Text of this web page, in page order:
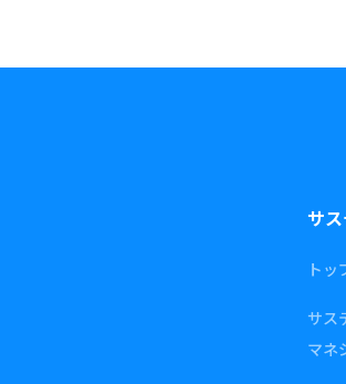
サ
トッ
サス
マネ